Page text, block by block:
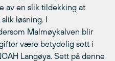
av en slik tildekking at
løsning. I
Malmøykalven blir
være betydelig sett i
Langøya. Sett på denne